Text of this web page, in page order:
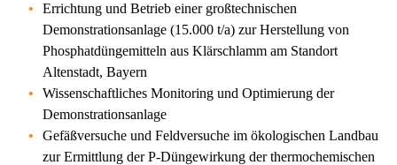
Errichtung und Betrieb einer großtechnischen
Demonstrationsanlage (15.000 t/a) zur Herstellung von
Phosphatdüngemitteln aus Klärschlamm am Standort
Altenstadt, Bayern
Wissenschaftliches Monitoring und Optimierung der
Demonstrationsanlage
Gefäßversuche und Feldversuche im ökologischen Landbau
zur Ermittlung der P-Düngewirkung der thermochemischen